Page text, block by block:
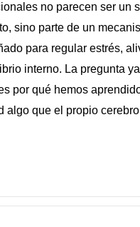
no parecen ser un
sino parte de un
para regular estrés,
interno. La pregunta
por qué hemos
algo que el propio